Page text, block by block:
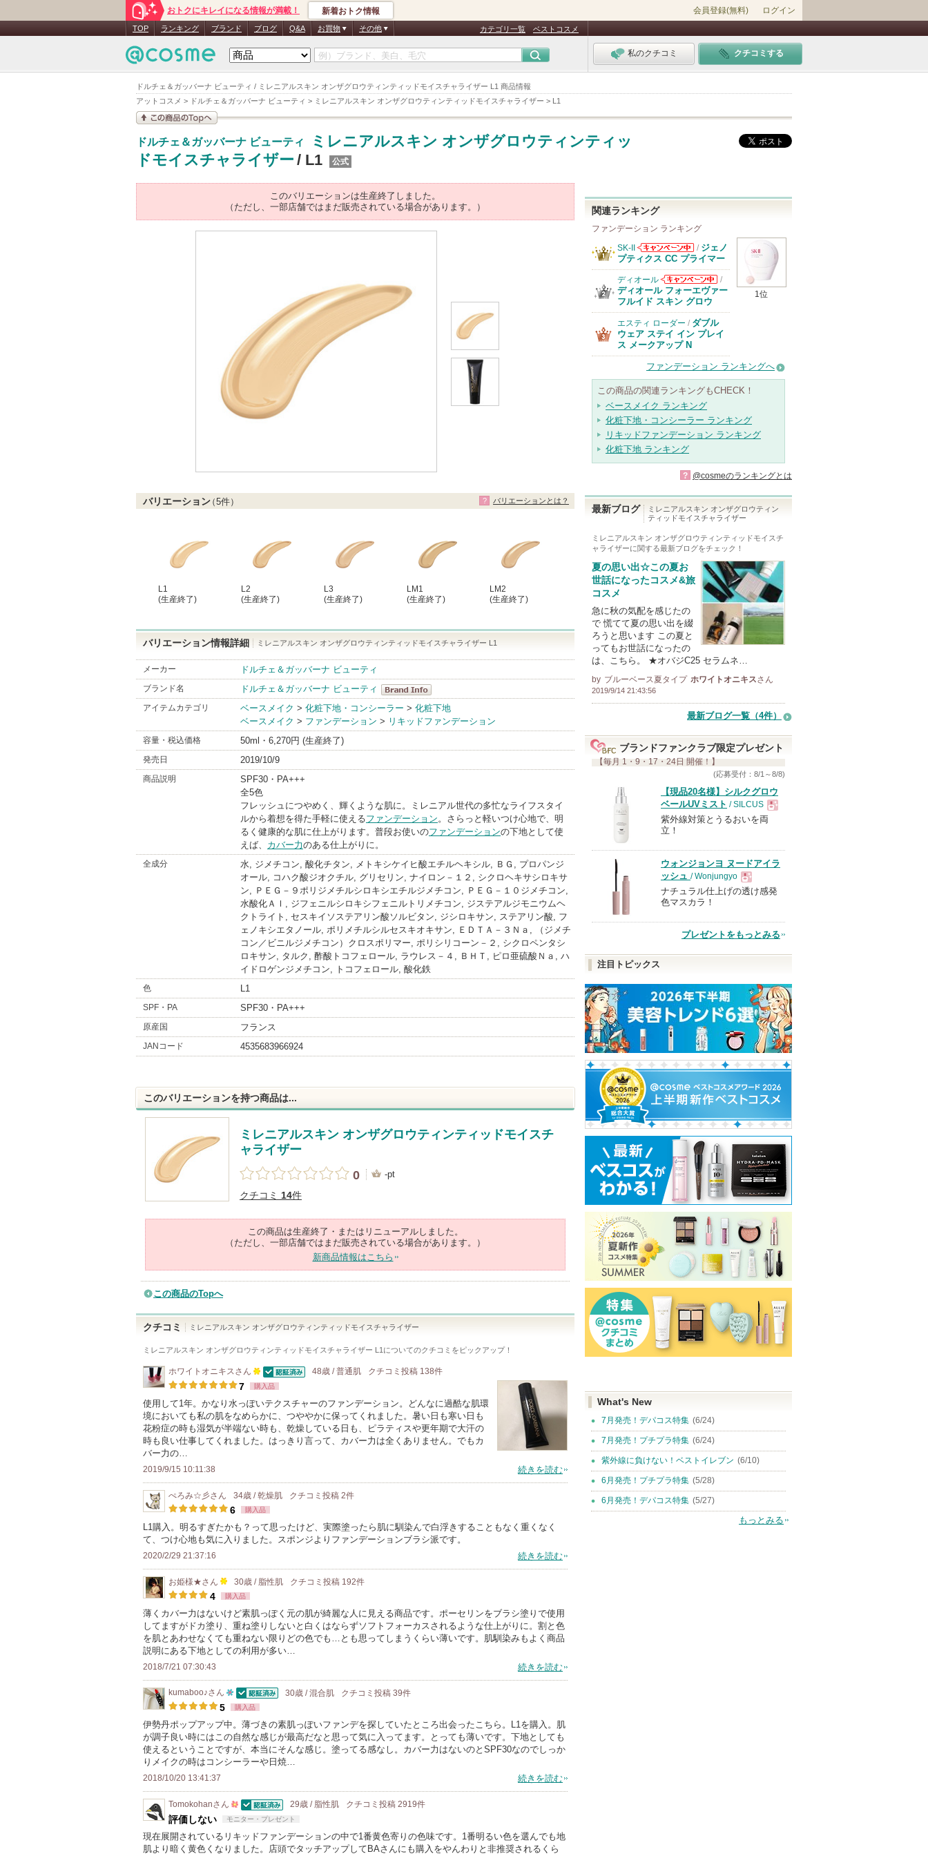
ドルチェ＆ガッバーナ ビューティ / ミレニアルスキン オンザグロウティンティッドモイスチャライザー L1 商品情報
アットコスメ > ドルチェ＆ガッバーナ ビューティ > ミレニアルスキン オンザグロウティンティッドモイスチャライザー > L1
おトクにキレイになる情報が満載！ 新着おトク情報 会員登録(無料) ログイン
TOP ランキング ブランド ブログ Q&A お買物 その他 カテゴリ一覧 ベストコスメ
私のクチコミ クチコミする
る
ドルチェ＆ガッバーナ ビューティ
ミレニアルスキン オンザグロウティンティッ
ドモイスチャライザー / L1 公式
このバリエーションは生産終了しました。
（ただし、一部店舗ではまだ販売されている場合があります。）
バリエーション（5件）
L1
(生産終了)
L2
(生産終了)
L3
(生産終了)
LM1
(生産終了)
LM2
(生産終了)
バリエーションとは？
バリエーション情報詳細 ミレニアルスキン オンザグロウティンティッドモイスチャライザー L1
メーカー ドルチェ＆ガッバーナ ビューティ
ブランド名
ドルチェ＆ガッバーナ ビューティ
ドルチェ＆ガ
ッバーナ ビュ
アイテムカテゴリ ベースメイク > 化粧下地・コンシーラー > 化粧下地
ベースメイク > ファンデーション > リキッドファンデーション
容量・税込価格 50ml・6,270円 (生産終了)
発売日 2019/10/9
商品説明
SPF30・PA+++
全5色
フレッシュにつやめく、輝くような肌に。ミレニアル世代の多忙なライフスタイ
ルから着想を得た手軽に使えるファンデーション。さらっと軽いつけ心地で、明
るく健康的な肌に仕上がります。普段お使いのファンデーションの下地として使
えば、 カバー力のある仕上がりに。
全成分
水, ジメチコン, 酸化チタン, メトキシケイヒ酸エチルヘキシル, ＢＧ, プロパンジ
オール, コハク酸ジオクチル, グリセリン, ナイロン－１２, シクロヘキサシロキサ
ン, ＰＥＧ－９ポリジメチルシロキシエチルジメチコン, ＰＥＧ－１０ジメチコン,
水酸化Ａｌ, ジフェニルシロキシフェニルトリメチコン, ジステアルジモニウムヘ
クトライト, セスキイソステアリン酸ソルビタン, ジシロキサン, ステアリン酸, フ
ェノキシエタノール, ポリメチルシルセスキオキサン, ＥＤＴＡ－３Ｎａ, （ジメチ
コン／ビニルジメチコン）クロスポリマー, ポリシリコーン－２, シクロペンタシ
ロキサン, タルク, 酢酸トコフェロール, ラウレス－４, ＢＨＴ, ピロ亜硫酸Ｎａ, ハ
イドロゲンジメチコン, トコフェロール, 酸化鉄
色 L1
SPF・PA SPF30・PA+++
原産国 フランス
JANコード 4535683966924
このバリエーションを持つ商品は...
ミレニアルスキン オンザグロウティンティッドモイスチ
ャライザー
0
-pt
クチコミ 14件
この商品は生産終了・またはリニューアルしました。
（ただし、一部店舗ではまだ販売されている場合があります。）
新商品情報はこちら
この商品のTopへ
クチコミ ミレニアルスキン オンザグロウティンティッドモイスチャライザー
ミレニアルスキン オンザグロウティンティッドモイスチャライザー L1 についてのクチコミをピックアップ！
ホワイトオニキスさん
100
人
以
上
ン
バ
ー
に
に
り
登
録
れ
て
い
ま
す
認証済
48歳 / 普通肌 クチコミ投稿 138件
7 購入品
使用して1年。かなり水っぽいテクスチャーのファンデーション。どんなに過酷な肌環
境においても私の肌をなめらかに、つややかに保ってくれました。暑い日も寒い日も
花粉症の時も湿気が半端ない時も、乾燥している日も、ピラティスや更年期で大汗の
時も良い仕事してくれました。はっきり言って、カバー力は全くありません。でもカ
バー力の…
2019/9/15 10:11:38 続きを読む
ぺろみ☆彡さん 34歳 / 乾燥肌 クチコミ投稿 2件
6 購入品
L1購入。明るすぎたかも？って思ったけど、実際塗ったら肌に馴染んで白浮きすることもなく重くなく
て、つけ心地も気に入りました。スポンジよりファンデーションブラシ派です。
2020/2/29 21:37:16 続きを読む
お姫様★さん
100
人
以
上
ン
バ
ー
に
お
に
入
登
30歳 / 脂性肌 クチコミ投稿 192件
4 購入品
薄くカバー力はないけど素肌っぽく元の肌が綺麗な人に見える商品です。ポーセリンをブラシ塗りで使用
してますがドカ塗り、重ね塗りしないと白くはならずソフトフォーカスされるような仕上がりに。割と色
を肌とあわせなくても重ねない限りどの色でも…とも思ってしまうくらい薄いです。肌馴染みもよく商品
説明にある下地としての利用が多い…
2018/7/21 07:30:43 続きを読む
kumaboo♪さん
10
人
以
上
ン
バ
ー
に
認証済
30歳 / 混合肌 クチコミ投稿 39件
5 購入品
伊勢丹ポップアップ中。薄づきの素肌っぽいファンデを探していたところ出会ったこちら。L1を購入。肌
が調子良い時にはこの自然な感じが最高だなと思って気に入ってます。とっても薄いです。下地としても
使えるということですが、本当にそんな感じ。塗ってる感なし。カバー力はないのとSPF30なのでしっか
りメイクの時はコンシーラーや日焼…
2018/10/20 13:41:37 続きを読む
Tomokohanさん
500
人
以
認証済
29歳 / 脂性肌 クチコミ投稿 2919件
評価しない モニター・プレゼント
現在展開されているリキッドファンデーションの中で1番黄色寄りの色味です。1番明るい色を選んでも地
肌より暗く黄色くなりました。店頭でタッチアップしてBAさんにも購入をやんわりと非推奨されるくら
関連ランキング
ファンデーション ランキング
1位
SK-II
SK-IIからのお
知らせがありま
す
/ ジェノ
プティクス CC プライマー
ディオール
ディオールから
のお知らせがあ
/
ディオール フォーエヴァー
フルイド スキン グロウ
エスティ ローダー / ダブル
ウェア ステイ イン プレイ
ス メークアップ N
ファンデーション ランキングへ
この商品の関連ランキングもCHECK！
ベースメイク ランキング
化粧下地・コンシーラー ランキング
リキッドファンデーション ランキング
化粧下地 ランキング
? @cosmeのランキングとは
最新ブログ
ミレニアルスキン オンザグロウティン
ティッドモイスチャライザー
ミレニアルスキン オンザグロウティンティッドモイスチ
ャライザーに関する最新ブログをチェック！
夏の思い出☆この夏お
世話になったコスメ&旅
コスメ
急に秋の気配を感じたの
で 慌てて夏の思い出を綴
ろうと思います この夏と
ってもお世話になったの
は、こちら。 ★オバジC25 セラムネ…
by ブルーベース夏タイプ ホワイトオニキスさん
2019/9/14 21:43:56
最新ブログ一覧（4件）
ブランドファンクラブ限定プレゼント
【毎月 1・9・17・24日 開催！】
(応募受付：8/1～8/8)
【現品20名様】シルクグロウ
ベールUVミスト / SILCUS
現
品
紫外線対策とうるおいを両
立！
ウォンジョンヨ ヌードアイラ
ッシュ / Wonjungyo
現
品
ナチュラル仕上げの透け感発
色マスカラ！
プレゼントをもっとみる
注目トピックス
What's New
7月発売！デパコス特集 (6/24)
7月発売！プチプラ特集 (6/24)
紫外線に負けない！ベストイレブン (6/10)
6月発売！プチプラ特集 (5/28)
6月発売！デパコス特集 (5/27)
もっとみる